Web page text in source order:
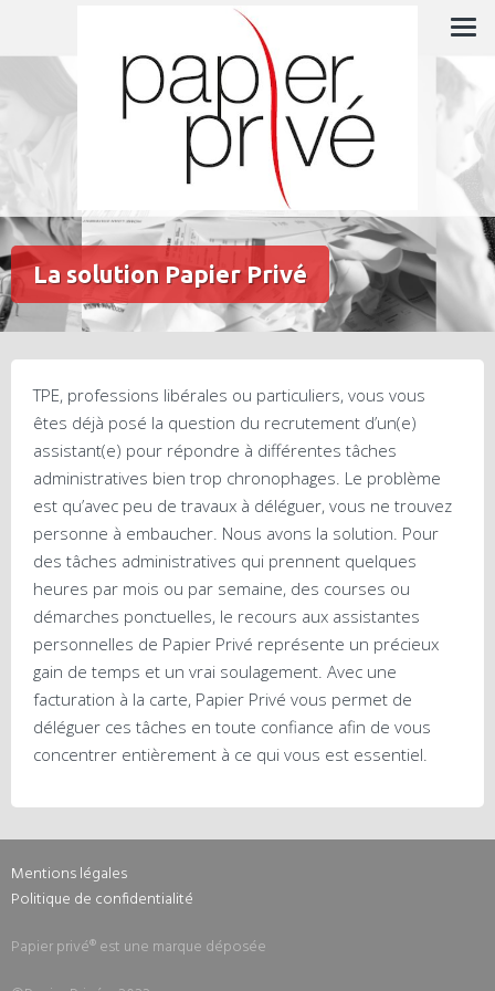
L'expert en gestion administrative
La solution Papier Privé
TPE, professions libérales ou particuliers, vous vous
êtes déjà posé la question du recrutement d’un(e)
assistant(e) pour répondre à différentes tâches
administratives bien trop chronophages. Le problème
est qu’avec peu de travaux à déléguer, vous ne trouvez
personne à embaucher. Nous avons la solution. Pour
des tâches administratives qui prennent quelques
heures par mois ou par semaine, des courses ou
démarches ponctuelles, le recours aux assistantes
personnelles de Papier Privé représente un précieux
gain de temps et un vrai soulagement. Avec une
facturation à la carte, Papier Privé vous permet de
déléguer ces tâches en toute confiance afin de vous
concentrer entièrement à ce qui vous est essentiel.
Mentions légales
Politique de confidentialité
Papier privé® est une marque déposée